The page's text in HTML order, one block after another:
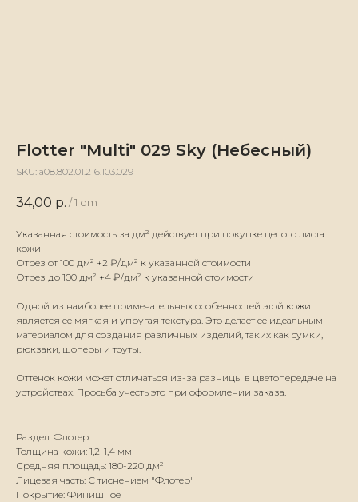
Flotter "Multi" 029 Sky (Небесный)
SKU: а08.802.01.216.103.029
34,00 р. / 1 dm
Указанная стоимость за дм² действует при покупке целого листа
кожи
Отрез от 100 дм² +2 ₽/дм² к указанной стоимости
Отрез до 100 дм² +4 ₽/дм² к указанной стоимости
Одной из наиболее примечательных особенностей этой кожи
является ее мягкая и упругая текстура. Это делает ее идеальным
материалом для создания различных изделий, таких как сумки,
рюкзаки, шоперы и тоуты.
Оттенок кожи может отличаться из-за разницы в цветопередаче на
устройствах. Просьба учесть это при оформлении заказа.
Раздел: Флотер
Толщина кожи: 1,2-1,4 мм
Средняя площадь: 180-220 дм²
Лицевая часть: С тиснением "Флотер"
Покрытие: Финишное